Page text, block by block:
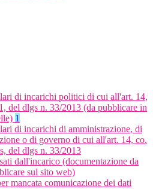
di incarichi politici di cui all'art. 14,
del dlgs n. 33/2013 (da pubblicare in
1
di incarichi di amministrazione, di
o di governo di cui all'art. 14, co.
del dlgs n. 33/2013
dall'incarico (documentazione da
sul sito web)
mancata comunicazione dei dati